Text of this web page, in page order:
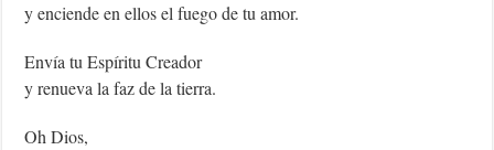
y enciende en ellos el fuego de tu amor.
Envía tu Espíritu Creador
y renueva la faz de la tierra.
Oh Dios,